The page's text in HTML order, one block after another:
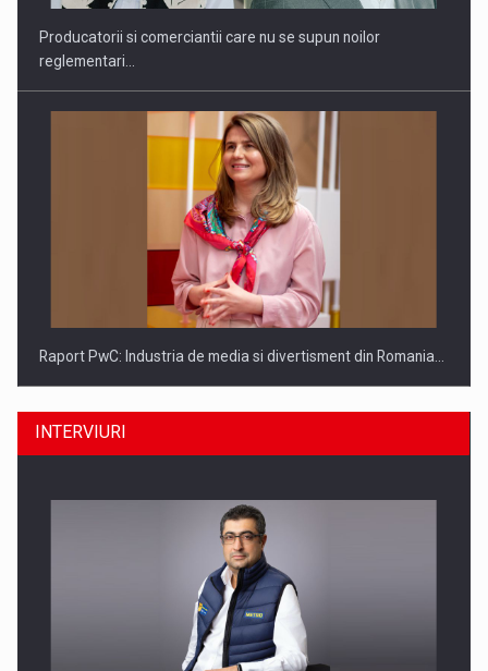
Producatorii si comerciantii care nu se supun noilor
reglementari…
Raport PwC: Industria de media si divertisment din Romania…
Ce nu stiu Directorii de HR despre performanta echipelor…
INTERVIURI